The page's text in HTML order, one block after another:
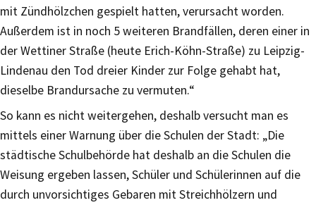
mit Zündhölzchen gespielt hatten, verursacht worden.
Außerdem ist in noch 5 weiteren Brandfällen, deren einer in
der Wettiner Straße (heute Erich-Köhn-Straße) zu Leipzig-
Lindenau den Tod dreier Kinder zur Folge gehabt hat,
dieselbe Brandursache zu vermuten.“
So kann es nicht weitergehen, deshalb versucht man es
mittels einer Warnung über die Schulen der Stadt: „Die
städtische Schulbehörde hat deshalb an die Schulen die
Weisung ergeben lassen, Schüler und Schülerinnen auf die
durch unvorsichtiges Gebaren mit Streichhölzern und